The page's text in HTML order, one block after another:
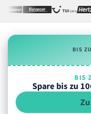
BIS ZU
BIS
Spare bis zu